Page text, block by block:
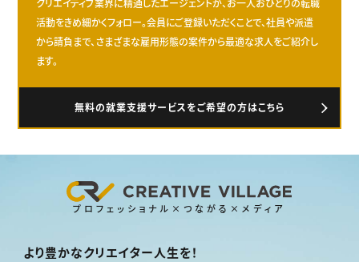
クリエイティブ業界に精通したエージェントが、お一人おひとりの転職
活動をきめ細かくフォロー。会員にご登録いただくことで、社員や派遣
から請負まで、さまざまな雇用形態の案件から最適な求人をご紹介し
ます。
無料の就業支援サービスをご希望の方はこちら
プロフェッショナル×つながる×メディア
より豊かなクリエイター人生を！